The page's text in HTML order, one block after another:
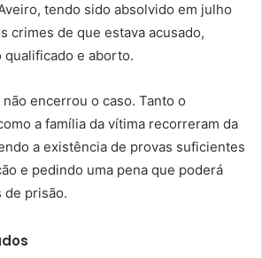
tendo sido absolvido em julho
crimes de que estava acusado,
e aborto.
encerrou o caso. Tanto o
a família da vítima recorreram da
a existência de provas suficientes
e pedindo uma pena que poderá
de prisão.